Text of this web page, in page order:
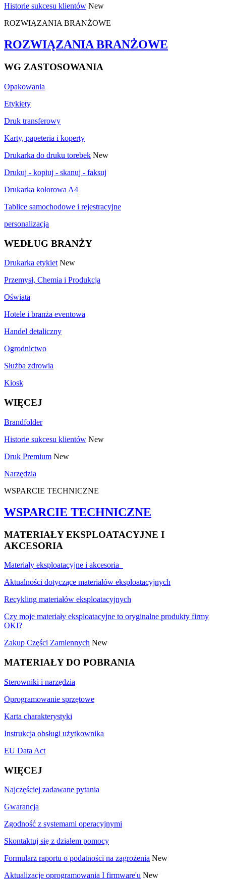
Historie sukcesu klientów New
ROZWIĄZANIA BRANŻOWE
ROZWIĄZANIA BRANŻOWE
WG ZASTOSOWANIA
Opakowania
Etykiety
Druk transferowy
Karty, papeteria i koperty
Drukarka do druku torebek New
Drukuj - kopiuj - skanuj - faksuj
Drukarka kolorowa A4
Tablice samochodowe i rejestracyjne
personalizacja
WEDŁUG BRANŻY
Drukarka etykiet New
Przemysł, Chemia i Produkcja
Oświata
Hotele i branża eventowa
Handel detaliczny
Ogrodnictwo
Służba zdrowia
Kiosk
WIĘCEJ
Brandfolder
Historie sukcesu klientów New
Druk Premium New
Narzędzia
WSPARCIE TECHNICZNE
WSPARCIE TECHNICZNE
MATERIAŁY EKSPLOATACYJNE I
AKCESORIA
Materiały eksploatacyjne i akcesoria
Aktualności dotyczące materiałów eksploatacyjnych
Recykling materiałów eksploatacyjnych
Czy moje materiały eksploatacyjne to oryginalne produkty firmy
OKI?
Zakup Części Zamiennych New
MATERIAŁY DO POBRANIA
Sterowniki i narzędzia
Oprogramowanie sprzętowe
Karta charakterystyki
Instrukcja obsługi użytkownika
EU Data Act
WIĘCEJ
Najczęściej zadawane pytania
Gwarancja
Zgodność z systemami operacyjnymi
Skontaktuj się z działem pomocy
Formularz raportu o podatności na zagrożenia New
Aktualizacje oprogramowania I firmware'u New